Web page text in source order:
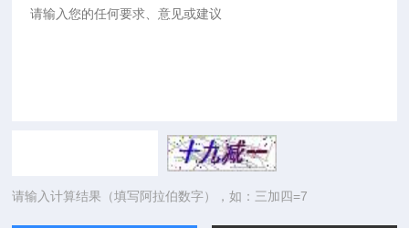
请输入计算结果（填写阿拉伯数字），如：三加四=7